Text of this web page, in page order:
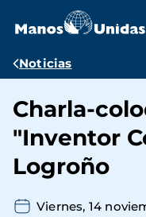
contenido
Ruta
navegación
Noticias
Charla-
"Inventor
Logroño
Viernes, 14